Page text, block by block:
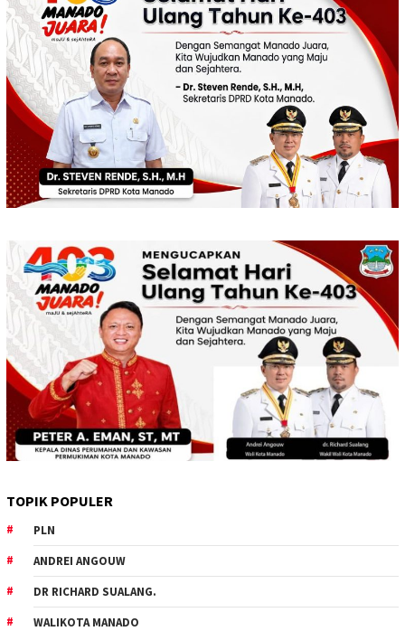
TOPIK POPULER
PLN
ANDREI ANGOUW
DR RICHARD SUALANG.
WALIKOTA MANADO